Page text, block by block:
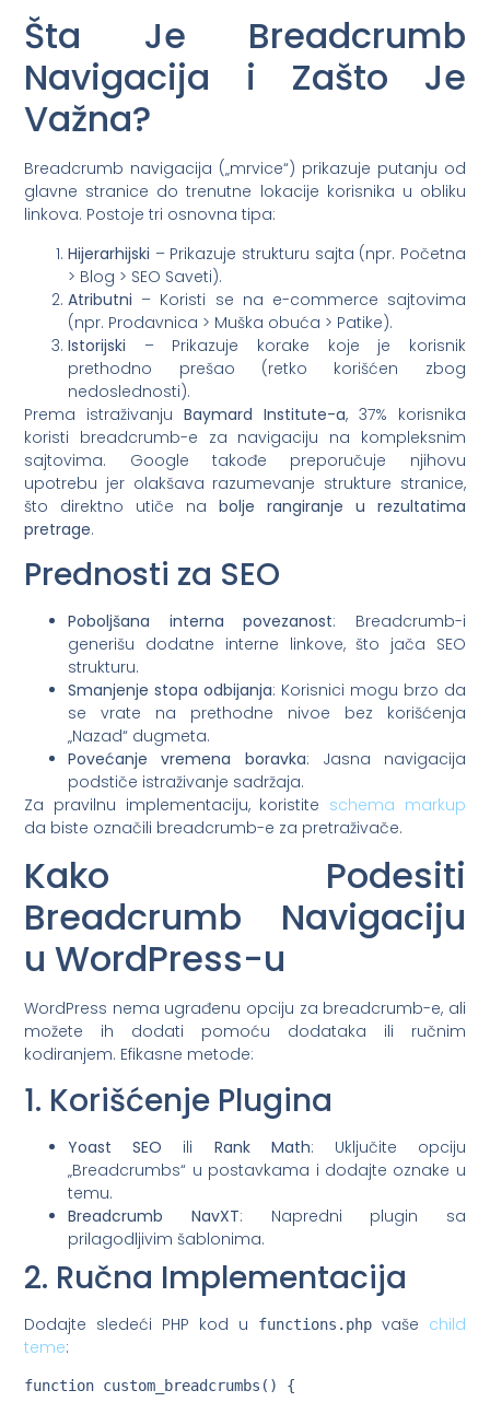
Šta Je Breadcrumb
Navigacija i Zašto Je
Važna?
Breadcrumb navigacija („mrvice“) prikazuje putanju od
glavne stranice do trenutne lokacije korisnika u obliku
linkova. Postoje tri osnovna tipa:
Hijerarhijski – Prikazuje strukturu sajta (npr. Početna
> Blog > SEO Saveti).
Atributni – Koristi se na e-commerce sajtovima
(npr. Prodavnica > Muška obuća > Patike).
Istorijski – Prikazuje korake koje je korisnik
prethodno prešao (retko korišćen zbog
nedoslednosti).
Prema istraživanjuBaymard Institute-a, 37% korisnika
koristi breadcrumb-e za navigaciju na kompleksnim
sajtovima. Google takođe preporučuje njihovu
upotrebu jer olakšava razumevanje strukture stranice,
što direktno utiče na bolje rangiranje u rezultatima
pretrage.
Prednosti za SEO
Poboljšana interna povezanost: Breadcrumb-i
generišu dodatne interne linkove, što jača SEO
strukturu.
Smanjenje stopa odbijanja: Korisnici mogu brzo da
se vrate na prethodne nivoe bez korišćenja
„Nazad“ dugmeta.
Povećanje vremena boravka: Jasna navigacija
podstiče istraživanje sadržaja.
Za pravilnu implementaciju, koristite schema markup
da biste označili breadcrumb-e za pretraživače.
Kako Podesiti
Breadcrumb Navigaciju
u WordPress-u
WordPress nema ugrađenu opciju za breadcrumb-e, ali
možete ih dodati pomoću dodataka ili ručnim
kodiranjem. Efikasne metode:
1. Korišćenje Plugina
Yoast SEO ili Rank Math: Uključite opciju
„Breadcrumbs“ u postavkama i dodajte oznake u
temu.
Breadcrumb NavXT: Napredni plugin sa
prilagodljivim šablonima.
2. Ručna Implementacija
Dodajte sledeći PHP kod u functions.phpvaše child
teme:
function custom_breadcrumbs() {